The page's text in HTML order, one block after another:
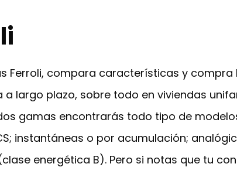
Ferroli, compara características y compra
largo plazo, sobre todo en viviendas
gamas encontrarás todo tipo de
instantáneas o por acumulación;
energética B). Pero si notas que tu